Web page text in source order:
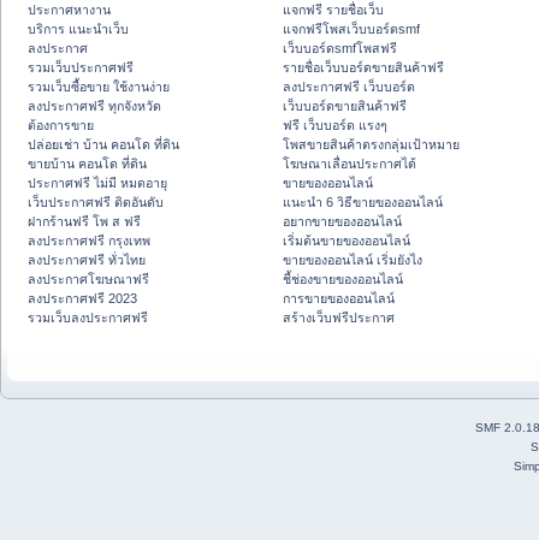
ประกาศหางาน
บริการ แนะนำเว็บ
ลงประกาศ
รวมเว็บประกาศฟรี
รวมเว็บซื้อขาย ใช้งานง่าย
ลงประกาศฟรี ทุกจังหวัด
ต้องการขาย
ปล่อยเช่า บ้าน คอนโด ที่ดิน
ขายบ้าน คอนโด ที่ดิน
ประกาศฟรี ไม่มี หมดอายุ
เว็บประกาศฟรี ติดอันดับ
ฝากร้านฟรี โพ ส ฟรี
ลงประกาศฟรี กรุงเทพ
ลงประกาศฟรี ทั่วไทย
ลงประกาศโฆษณาฟรี
ลงประกาศฟรี 2023
รวมเว็บลงประกาศฟรี
แจกฟรี รายชื่อเว็บ
แจกฟรีโพสเว็บบอร์ดsmf
เว็บบอร์ดsmfโพสฟรี
รายชื่อเว็บบอร์ดขายสินค้าฟรี
ลงประกาศฟรี เว็บบอร์ด
เว็บบอร์ดขายสินค้าฟรี
ฟรี เว็บบอร์ด แรงๆ
โพสขายสินค้าตรงกลุ่มเป้าหมาย
โฆษณาเลื่อนประกาศได้
ขายของออนไลน์
แนะนำ 6 วิธีขายของออนไลน์
อยากขายของออนไลน์
เริ่มต้นขายของออนไลน์
ขายของออนไลน์ เริ่มยังไง
ชี้ช่องขายของออนไลน์
การขายของออนไลน์
สร้างเว็บฟรีประกาศ
SMF 2.0.18